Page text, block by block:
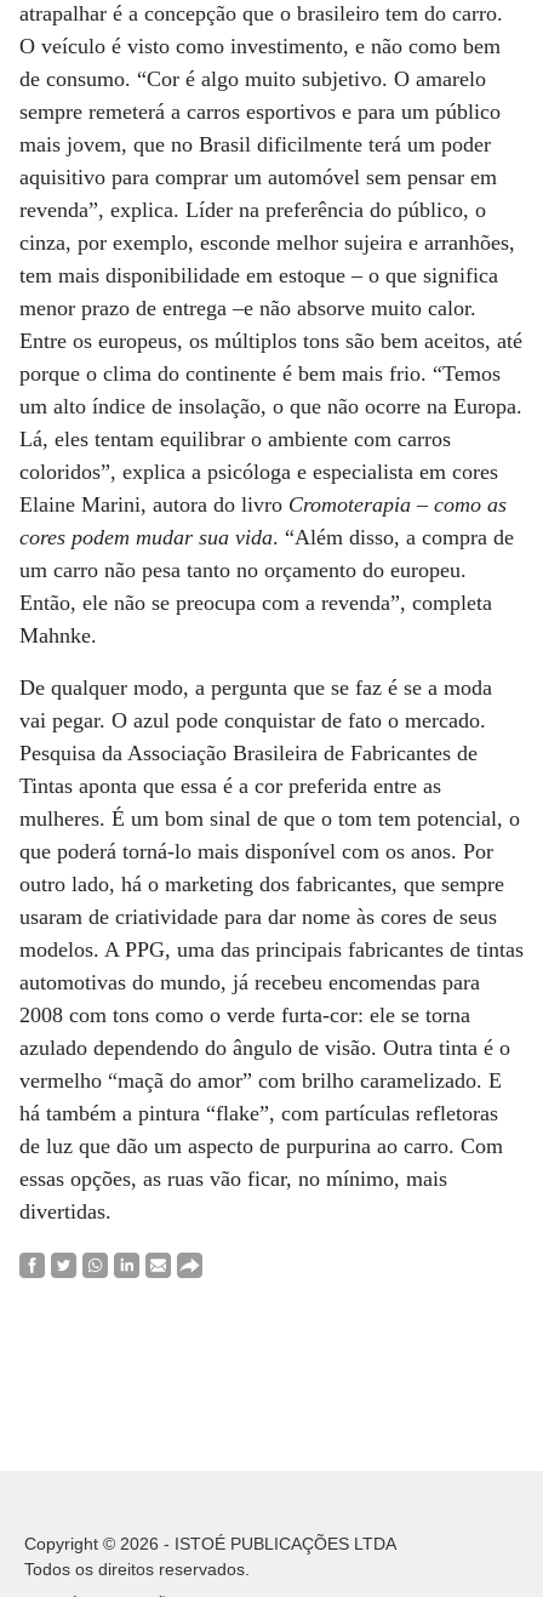
atrapalhar é a concepção que o brasileiro tem do carro.
O veículo é visto como investimento, e não como bem
de consumo. “Cor é algo muito subjetivo. O amarelo
sempre remeterá a carros esportivos e para um público
mais jovem, que no Brasil dificilmente terá um poder
aquisitivo para comprar um automóvel sem pensar em
revenda”, explica. Líder na preferência do público, o
cinza, por exemplo, esconde melhor sujeira e arranhões,
tem mais disponibilidade em estoque – o que significa
menor prazo de entrega –e não absorve muito calor.
Entre os europeus, os múltiplos tons são bem aceitos, até
porque o clima do continente é bem mais frio. “Temos
um alto índice de insolação, o que não ocorre na Europa.
Lá, eles tentam equilibrar o ambiente com carros
coloridos”, explica a psicóloga e especialista em cores
Elaine Marini, autora do livro Cromoterapia – como as
cores podem mudar sua vida. “Além disso, a compra de
um carro não pesa tanto no orçamento do europeu.
Então, ele não se preocupa com a revenda”, completa
Mahnke.
De qualquer modo, a pergunta que se faz é se a moda
vai pegar. O azul pode conquistar de fato o mercado.
Pesquisa da Associação Brasileira de Fabricantes de
Tintas aponta que essa é a cor preferida entre as
mulheres. É um bom sinal de que o tom tem potencial, o
que poderá torná-lo mais disponível com os anos. Por
outro lado, há o marketing dos fabricantes, que sempre
usaram de criatividade para dar nome às cores de seus
modelos. A PPG, uma das principais fabricantes de tintas
automotivas do mundo, já recebeu encomendas para
2008 com tons como o verde furta-cor: ele se torna
azulado dependendo do ângulo de visão. Outra tinta é o
vermelho “maçã do amor” com brilho caramelizado. E
há também a pintura “flake”, com partículas refletoras
de luz que dão um aspecto de purpurina ao carro. Com
essas opções, as ruas vão ficar, no mínimo, mais
divertidas.
Copyright © 2026 - ISTOÉ PUBLICAÇÕES LTDA
Todos os direitos reservados.